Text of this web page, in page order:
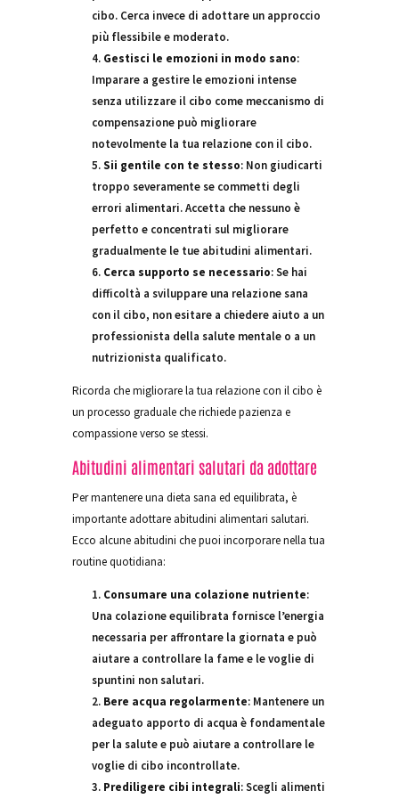
cibo. Cerca invece di adottare un approccio
più flessibile e moderato.
Gestisci le emozioni in modo sano:
Imparare a gestire le emozioni intense
senza utilizzare il cibo come meccanismo di
compensazione può migliorare
notevolmente la tua relazione con il cibo.
Sii gentile con te stesso: Non giudicarti
troppo severamente se commetti degli
errori alimentari. Accetta che nessuno è
perfetto e concentrati sul migliorare
gradualmente le tue abitudini alimentari.
Cerca supporto se necessario: Se hai
difficoltà a sviluppare una relazione sana
con il cibo, non esitare a chiedere aiuto a un
professionista della salute mentale o a un
nutrizionista qualificato.
Ricorda che migliorare la tua relazione con il cibo è
un processo graduale che richiede pazienza e
compassione verso se stessi.
Abitudini alimentari salutari da adottare
Per mantenere una dieta sana ed equilibrata, è
importante adottare abitudini alimentari salutari.
Ecco alcune abitudini che puoi incorporare nella tua
routine quotidiana:
Consumare una colazione nutriente:
Una colazione equilibrata fornisce l’energia
necessaria per affrontare la giornata e può
aiutare a controllare la fame e le voglie di
spuntini non salutari.
Bere acqua regolarmente: Mantenere un
adeguato apporto di acqua è fondamentale
per la salute e può aiutare a controllare le
voglie di cibo incontrollate.
Prediligere cibi integrali: Scegli alimenti